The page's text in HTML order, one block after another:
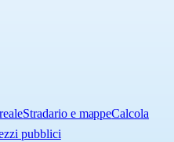
Stradario e mappeCalcola
pubblici